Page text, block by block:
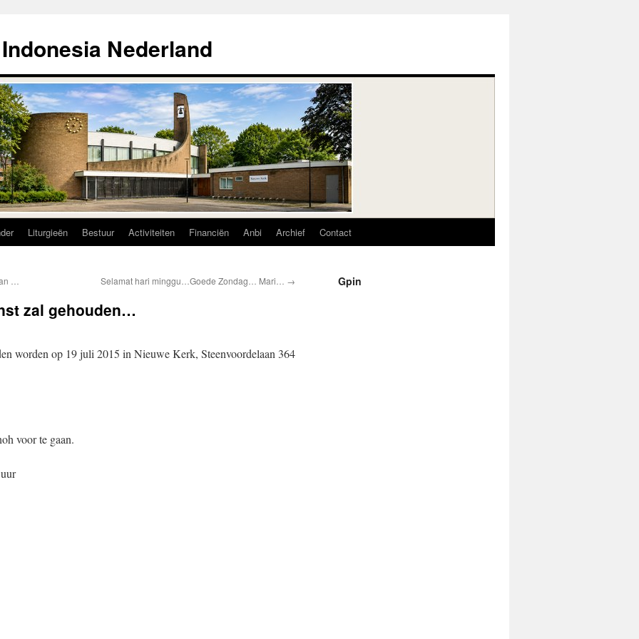
Nederland
Liturgieën Bestuur Activiteiten Financiën Anbi Archief Contact
… Selamat hari minggu…Goede Zondag… Mari… →
zal gehouden…
worden op 19 juli 2015 in Nieuwe Kerk, Steenvoordelaan 364
voor te gaan.
Gpin